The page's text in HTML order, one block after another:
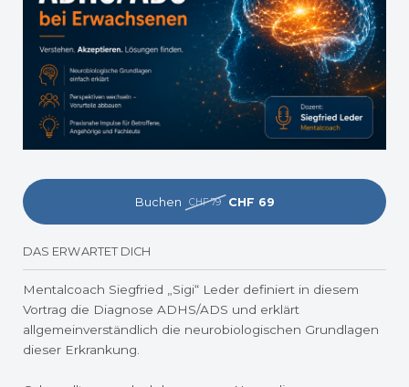
Buchen CHF 79 CHF 69
DAS ERWARTET DICH
Mentalcoach Siegfried „Sigi“ Leder definiert in diesem
Vortrag die Diagnose ADHS/ADS und erklärt
allgemeinverständlich die neurobiologischen Grundlagen
dieser Erkrankung.